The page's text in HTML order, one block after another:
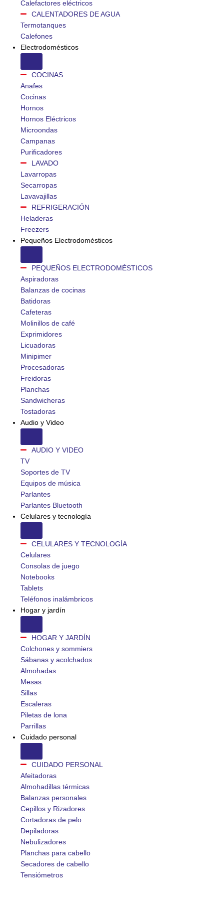
Calefactores eléctricos
CALENTADORES DE AGUA
Termotanques
Calefones
Electrodomésticos
COCINAS
Anafes
Cocinas
Hornos
Hornos Eléctricos
Microondas
Campanas
Purificadores
LAVADO
Lavarropas
Secarropas
Lavavajillas
REFRIGERACIÓN
Heladeras
Freezers
Pequeños Electrodomésticos
PEQUEÑOS ELECTRODOMÉSTICOS
Aspiradoras
Balanzas de cocinas
Batidoras
Cafeteras
Molinillos de café
Exprimidores
Licuadoras
Minipimer
Procesadoras
Freidoras
Planchas
Sandwicheras
Tostadoras
Audio y Video
AUDIO Y VIDEO
TV
Soportes de TV
Equipos de música
Parlantes
Parlantes Bluetooth
Celulares y tecnología
CELULARES Y TECNOLOGÍA
Celulares
Consolas de juego
Notebooks
Tablets
Teléfonos inalámbricos
Hogar y jardín
HOGAR Y JARDÍN
Colchones y sommiers
Sábanas y acolchados
Almohadas
Mesas
Sillas
Escaleras
Piletas de lona
Parrillas
Cuidado personal
CUIDADO PERSONAL
Afeitadoras
Almohadillas térmicas
Balanzas personales
Cepillos y Rizadores
Cortadoras de pelo
Depiladoras
Nebulizadores
Planchas para cabello
Secadores de cabello
Tensiómetros